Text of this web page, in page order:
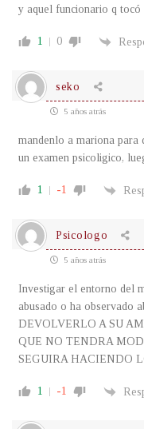
y aquel funcionario q
1 0
seko
5 años atrás
mandenlo a mariona para
un examen psicoligico,
1 -1
Psicologo
5 años atrás
Investigar el entorno del
abusado o ha observado
DEVOLVERLO A SU
QUE NO TENDRA
SEGUIRA HACIENDO
1 -1